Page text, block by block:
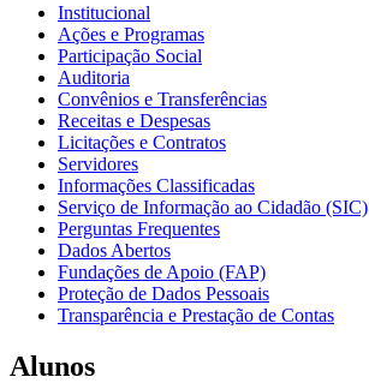
Institucional
Ações e Programas
Participação Social
Auditoria
Convênios e Transferências
Receitas e Despesas
Licitações e Contratos
Servidores
Informações Classificadas
Serviço de Informação ao Cidadão (SIC)
Perguntas Frequentes
Dados Abertos
Fundações de Apoio (FAP)
Proteção de Dados Pessoais
Transparência e Prestação de Contas
Alunos